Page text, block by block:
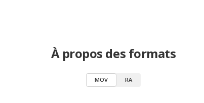
À propos des formats
MOV RA